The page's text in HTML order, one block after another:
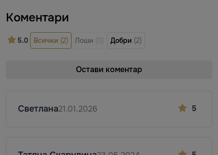
Коментари
5.0 Всички (2) Лоши (0) Добри (2)
Остави коментар
5
Светлана21.01.2026